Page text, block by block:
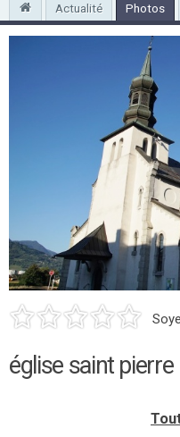
Actualité Photos
église saint pierre